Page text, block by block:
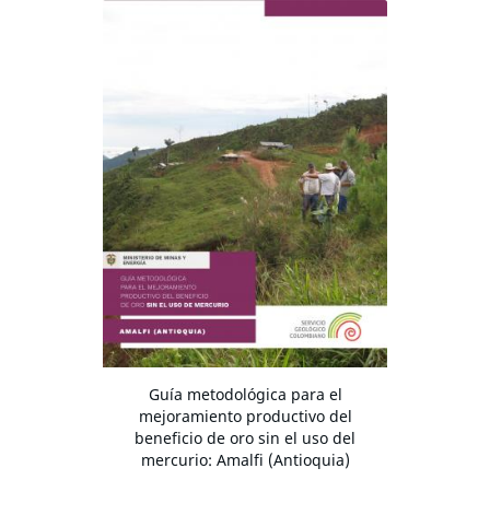
Guía metodológica para el
mejoramiento productivo del
beneficio de oro sin el uso del
mercurio: Amalfi (Antioquia)